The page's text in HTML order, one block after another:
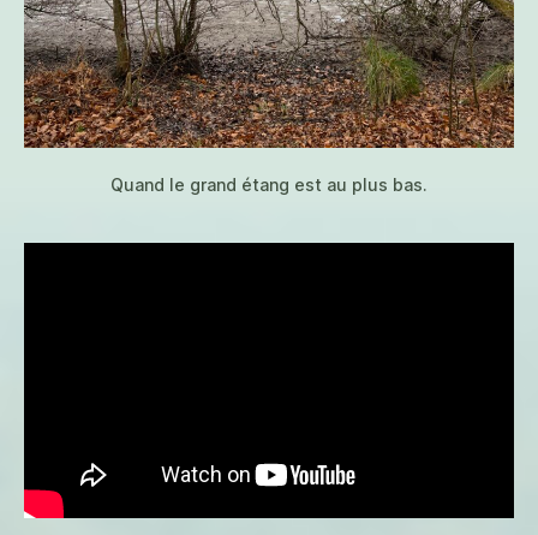
Quand le grand étang est au plus bas.